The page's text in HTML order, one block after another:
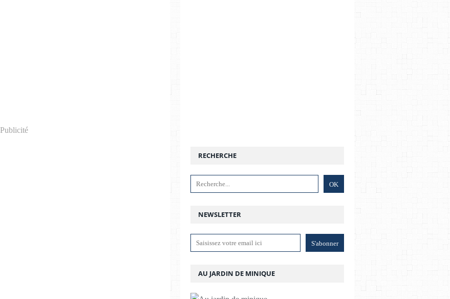
Publicité
NEWSLETTER
RECHERCHE
AU JARDIN DE MINIQUE